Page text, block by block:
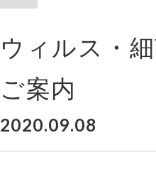
ウィルス・
ご案内
2020.09.08